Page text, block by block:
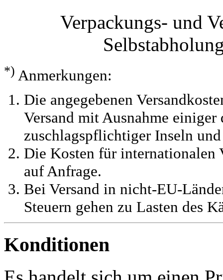
Verpackungs- und
*) Anmerkungen:
Die angegebenen
Versand mit Ausnahme
zuschlagspflichtiger Inseln
Die Kosten für
auf Anfrage.
Bei Versand in nicht-EU-
Steuern gehen zu Lasten des
Konditionen